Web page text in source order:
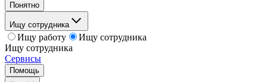
Понятно
Ищу сотрудника
Ищу работу
Ищу сотрудника
Ищу сотрудника
Сервисы
Помощь